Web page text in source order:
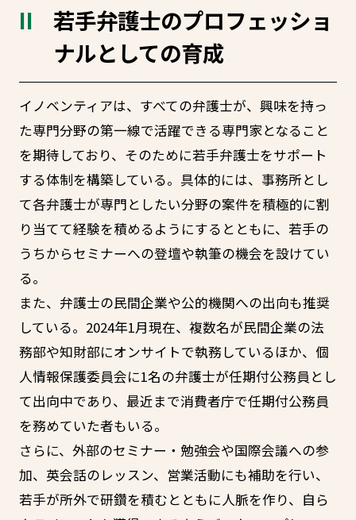
若手弁護士のプロフェッショ
ナルとしての育成
イノベンティアは、すべての弁護士が、興味を持っ
た専門分野の第一線で活躍できる専門家となること
を期待しており、そのために若手弁護士をサポート
する体制を構築している。具体的には、事務所とし
て各弁護士が専門としたい分野の案件を積極的に割
り当てて経験を積めるようにするとともに、若手の
うちからセミナーへの登壇や執筆の機会を設けてい
る。
また、弁護士の民間企業や公的機関への出向も推奨
している。2024年1月現在、複数名が民間企業の法
務部や知財部にオンサイトで執務しているほか、個
人情報保護委員会に1名の弁護士が任期付公務員とし
て出向中であり、最近まで消費者庁で任期付公務員
を務めていた者もいる。
さらに、外部のセミナー・勉強会や国際会議への参
加、英会話のレッスン、営業活動にも補助を行い、
若手が所外で研鑽を積むとともに人脈を作り、自ら